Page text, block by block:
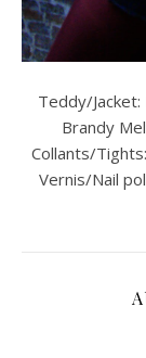
Teddy/
Brandy
Collants/
Vernis/Nail